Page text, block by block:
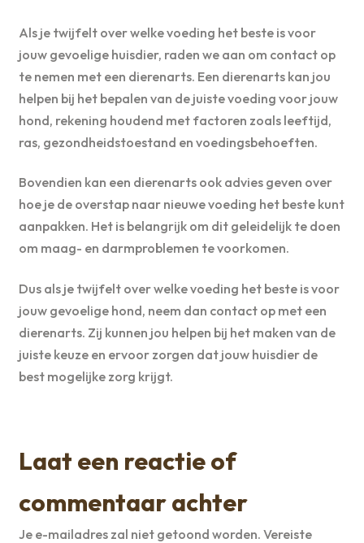
Als je twijfelt over welke voeding het beste is voor
jouw gevoelige huisdier, raden we aan om contact op
te nemen met een dierenarts. Een dierenarts kan jou
helpen bij het bepalen van de juiste voeding voor jouw
hond, rekening houdend met factoren zoals leeftijd,
ras, gezondheidstoestand en voedingsbehoeften.
Bovendien kan een dierenarts ook advies geven over
hoe je de overstap naar nieuwe voeding het beste kunt
aanpakken. Het is belangrijk om dit geleidelijk te doen
om maag- en darmproblemen te voorkomen.
Dus als je twijfelt over welke voeding het beste is voor
jouw gevoelige hond, neem dan contact op met een
dierenarts. Zij kunnen jou helpen bij het maken van de
juiste keuze en ervoor zorgen dat jouw huisdier de
best mogelijke zorg krijgt.
Laat een reactie of
commentaar achter
Je e-mailadres zal niet getoond worden. Vereiste